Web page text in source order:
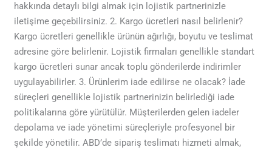
hakkında detaylı bilgi almak için lojistik partnerinizle
iletişime geçebilirsiniz. 2. Kargo ücretleri nasıl belirlenir?
Kargo ücretleri genellikle ürünün ağırlığı, boyutu ve teslimat
adresine göre belirlenir. Lojistik firmaları genellikle standart
kargo ücretleri sunar ancak toplu gönderilerde indirimler
uygulayabilirler. 3. Ürünlerim iade edilirse ne olacak? İade
süreçleri genellikle lojistik partnerinizin belirlediği iade
politikalarına göre yürütülür. Müşterilerden gelen iadeler
depolama ve iade yönetimi süreçleriyle profesyonel bir
şekilde yönetilir. ABD’de sipariş teslimatı hizmeti almak,